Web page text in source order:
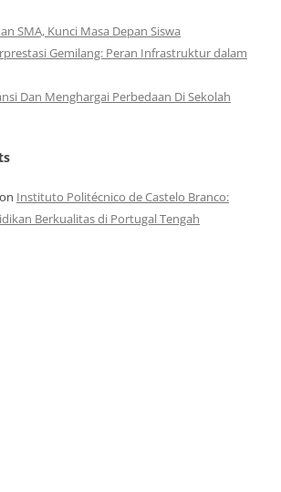
SMA, Kunci Masa Depan Siswa
Gemilang: Peran Infrastruktur dalam
Dan Menghargai Perbedaan Di Sekolah
on Instituto Politécnico de Castelo Branco:
Berkualitas di Portugal Tengah